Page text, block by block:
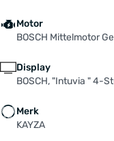
Motor
BOSCH Mittelmotor
Display
BOSCH, "Intuvia " 4-
Merk
KAYZA